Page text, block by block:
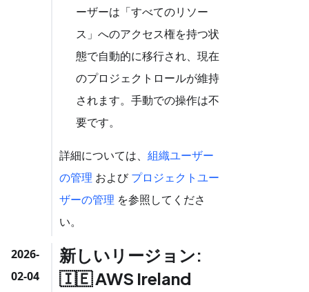
ーザーは「すべてのリソー
ス」へのアクセス権を持つ状
態で自動的に移行され、現在
のプロジェクトロールが維持
されます。手動での操作は不
要です。
詳細については、組織ユーザー
の管理 およびプロジェクトユー
ザーの管理 を参照してくださ
い。
2026-
02-04
新しいリージョン:
🇮🇪 AWS Ireland